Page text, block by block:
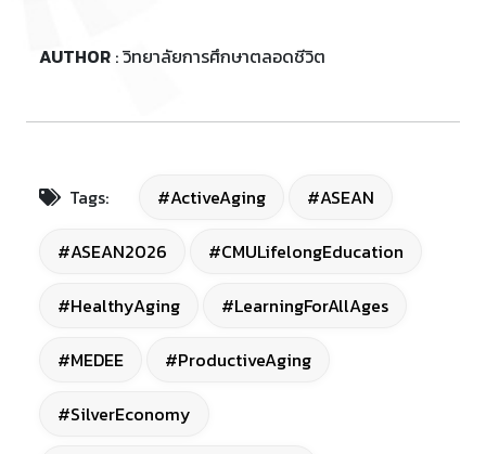
AUTHOR : วิทยาลัยการศึกษาตลอดชีวิต
Tags: #ActiveAging #ASEAN
#ASEAN2026 #CMULifelongEducation
#HealthyAging #LearningForAllAges
#MEDEE #ProductiveAging
#SilverEconomy